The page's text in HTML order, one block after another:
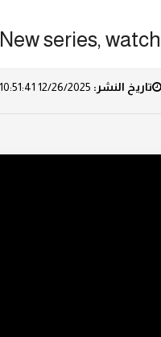
New series,
تاريخ النشر: 12/26/2025 10:51:41 PM